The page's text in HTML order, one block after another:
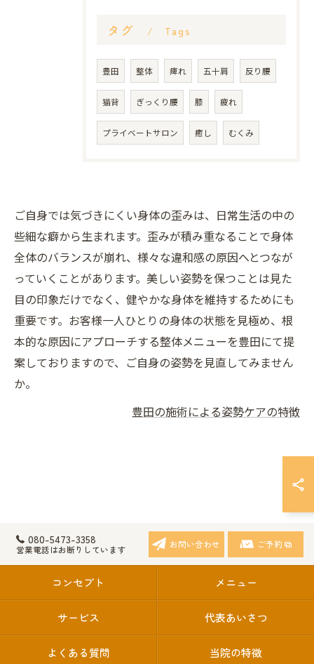
タグ Tags
豊田 整体 痺れ 五十肩 反り腰
猫背 ぎっくり腰 膝 疲れ
プライベートサロン 癒し むくみ
ご自身では気づきにくい身体の歪みは、日常生活の中の
些細な癖から生まれます。歪みが積み重なることで身体
全体のバランスが崩れ、様々な違和感の原因へとつなが
っていくことがあります。美しい姿勢を保つことは見た
目の印象だけでなく、健やかな身体を維持するためにも
重要です。お客様一人ひとりの身体の状態を見極め、根
本的な原因にアプローチする整体メニューを豊田にて提
案しておりますので、ご自身の姿勢を見直してみません
か。
豊田の施術による姿勢ケアの特徴
080-5473-3358
営業電話はお断りしています
お問い合わせ ご予約
コンセプト メニュー
サービス 代表あいさつ
よくある質問 当院の特徴